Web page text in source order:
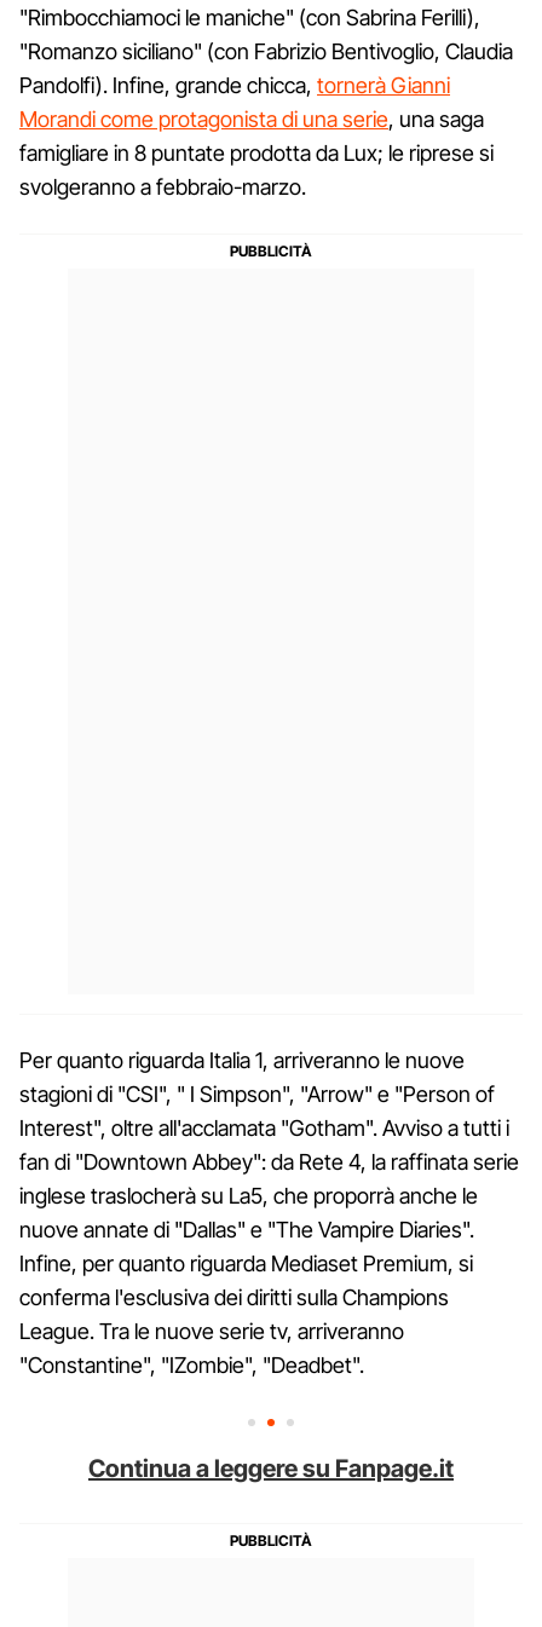
"Rimbocchiamoci le maniche" (con Sabrina Ferilli),
"Romanzo siciliano" (con Fabrizio Bentivoglio, Claudia
Pandolfi). Infine, grande chicca, tornerà Gianni
Morandi come protagonista di una serie, una saga
famigliare in 8 puntate prodotta da Lux; le riprese si
svolgeranno a febbraio-marzo.
Per quanto riguarda Italia 1, arriveranno le nuove
stagioni di "CSI", " I Simpson", "Arrow" e "Person of
Interest", oltre all'acclamata "Gotham". Avviso a tutti i
fan di "Downtown Abbey": da Rete 4, la raffinata serie
inglese traslocherà su La5, che proporrà anche le
nuove annate di "Dallas" e "The Vampire Diaries".
Infine, per quanto riguarda Mediaset Premium, si
conferma l'esclusiva dei diritti sulla Champions
League. Tra le nuove serie tv, arriveranno
"Constantine", "IZombie", "Deadbet".
Continua a leggere su Fanpage.it